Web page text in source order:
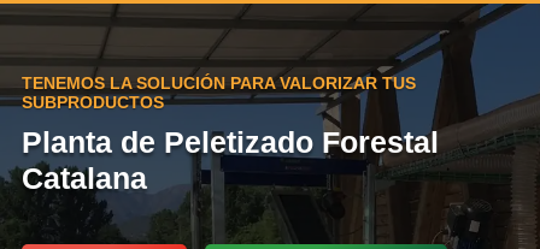
TENEMOS LA SOLUCIÓN PARA VALORIZAR TUS
SUBPRODUCTOS
Planta de Peletizado Forestal
Catalana